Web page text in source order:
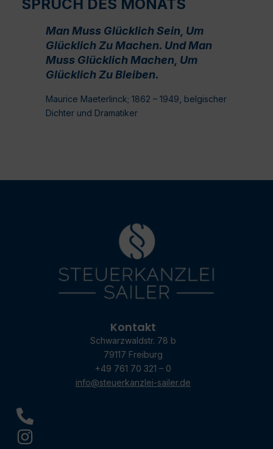
SPRUCH DES MONATS
Man Muss Glücklich Sein, Um
Glücklich Zu Machen. Und Man
Muss Glücklich Machen, Um
Glücklich Zu Bleiben.
Maurice Maeterlinck; 1862 – 1949, belgischer
Dichter und Dramatiker
Kontakt
Schwarzwaldstr. 78 b
79117 Freiburg
+49 761 70 321 – 0
info@steuerkanzlei-sailer.de